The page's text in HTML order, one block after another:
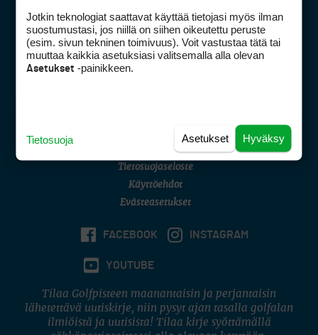
Golfpisteen yhteystiedot
DSA avoimuusraportti
Asiakaspalvelu
(digi) digi@otavamedia.fi
Tietosuojaseloste
Käyttöehdot
Evästeasetukset
FACEBOOK INSTAGRAM
YOUTUBE
Tilaa Golfpisteen maanantaisin ja perjantaisin
lähetettävä uutiskirje, niin pysyt ajan tasalla golfalan
ilmiöistä ja uutisista! Tilaa kirje syöttämällä
Jotkin teknologiat saattavat käyttää tietojasi myös ilman
suostumustasi, jos niillä on siihen oikeutettu peruste
(esim. sivun tekninen toimivuus). Voit vastustaa tätä tai
muuttaa kaikkia asetuksiasi valitsemalla alla olevan
Asetukset -painikkeen.
Hyväksy
Asetukset
Tietosuoja